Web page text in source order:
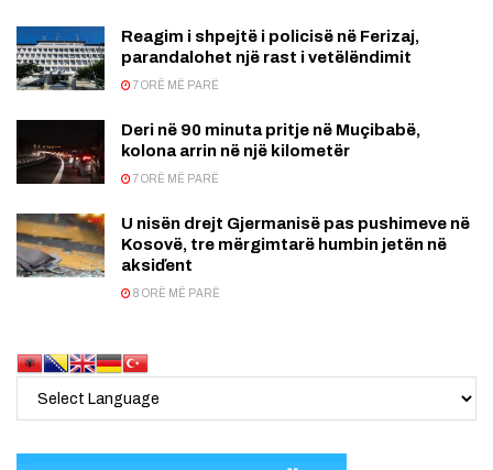
Reagim i shpejtë i policisë në Ferizaj,
parandalohet një rast i vetëlëndimit
7 ORË MË PARË
Deri në 90 minuta pritje në Muçibabë,
kolona arrin në një kilometër
7 ORË MË PARË
U nisën drejt Gjermanisë pas pushimeve në
Kosovë, tre mërgimtarë humbin jetën në
aksiďent
8 ORË MË PARË